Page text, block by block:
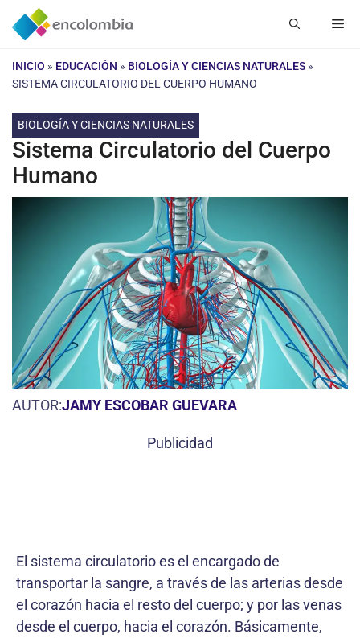
Saltar
INICIO » EDUCACIÓN » BIOLOGÍA Y CIENCIAS NATURALES »
SISTEMA CIRCULATORIO DEL CUERPO HUMANO
BIOLOGÍA Y CIENCIAS NATURALES
Sistema Circulatorio del Cuerpo
Humano
AUTOR:JAMY ESCOBAR GUEVARA
Publicidad
El sistema circulatorio es el encargado de
transportar la sangre, a través de las arterias desde
el corazón hacia el resto del cuerpo; y por las venas
desde el cuerpo, hacia el corazón. Básicamente,